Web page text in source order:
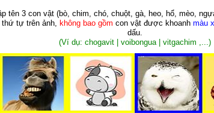
tên 3 con vật (bò, chim, chó, chuột, gà, heo, hổ, mèo,
thứ tự trên ảnh, không bao gồm con vật được khoanh màu
dấu.
(Ví dụ: chogavit | voibongua | vitgachim ,...)